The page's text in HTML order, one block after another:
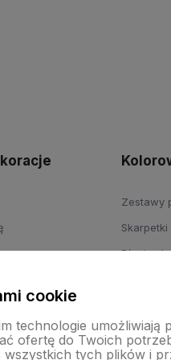
Zestawy
Długie
cookie
technologie umożliwiają
ofertę do Twoich
tych plików i